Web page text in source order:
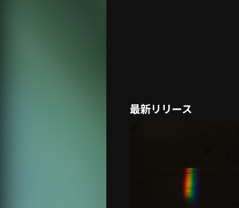
最新リリース